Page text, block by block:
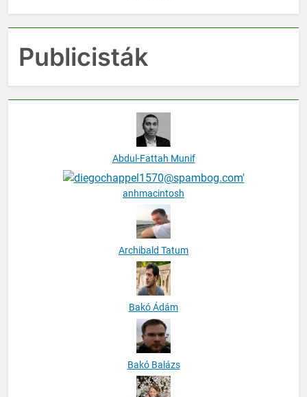
Publicisták
Abdul-Fattah Munif
anhmacintosh
Archibald Tatum
Bakó Ádám
Bakó Balázs